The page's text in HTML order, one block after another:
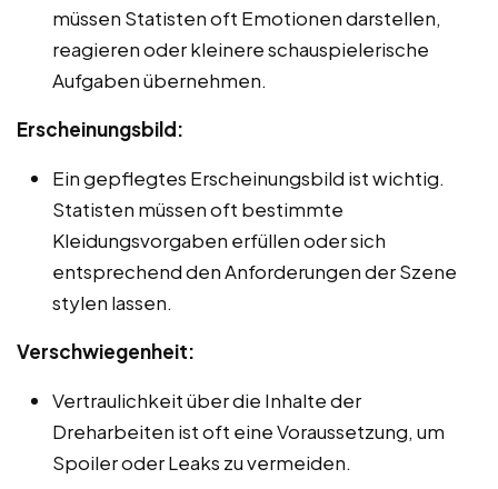
müssen Statisten oft Emotionen darstellen,
reagieren oder kleinere schauspielerische
Aufgaben übernehmen.
Erscheinungsbild:
Ein gepflegtes Erscheinungsbild ist wichtig.
Statisten müssen oft bestimmte
Kleidungsvorgaben erfüllen oder sich
entsprechend den Anforderungen der Szene
stylen lassen.
Verschwiegenheit:
Vertraulichkeit über die Inhalte der
Dreharbeiten ist oft eine Voraussetzung, um
Spoiler oder Leaks zu vermeiden.